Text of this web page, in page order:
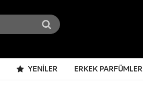
YENILER ERKEK PARFÜMLER